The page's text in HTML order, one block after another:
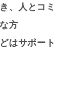
、人とコミ
方
はサポート